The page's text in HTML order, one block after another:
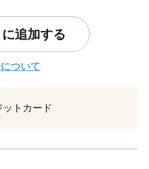
追加する
ついて
ットカード